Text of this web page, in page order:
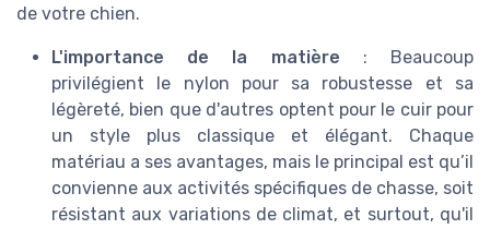
de votre chien.
L'importance de la matière : Beaucoup
privilégient le nylon pour sa robustesse et sa
légèreté, bien que d'autres optent pour le cuir pour
un style plus classique et élégant. Chaque
matériau a ses avantages, mais le principal est qu’il
convienne aux activités spécifiques de chasse, soit
résistant aux variations de climat, et surtout, qu'il